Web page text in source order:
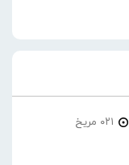
۰۲۱ مریخ